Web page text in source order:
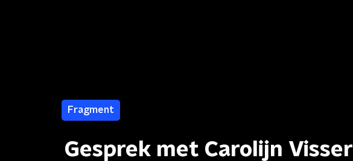
Fragment
Gesprek met Carolijn Visser